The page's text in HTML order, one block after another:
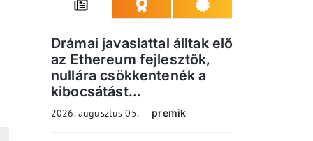
Drámai javaslattal álltak elő
az Ethereum fejlesztők,
nullára csökkentenék a
kibocsátást...
2026. augusztus 05. premik